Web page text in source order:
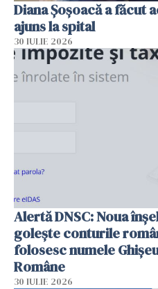
Diana Șoșoacă a făcut
ajuns la spital
30 IULIE 2026
Alertă DNSC: Noua
golește conturile
folosesc numele
Române
30 IULIE 2026